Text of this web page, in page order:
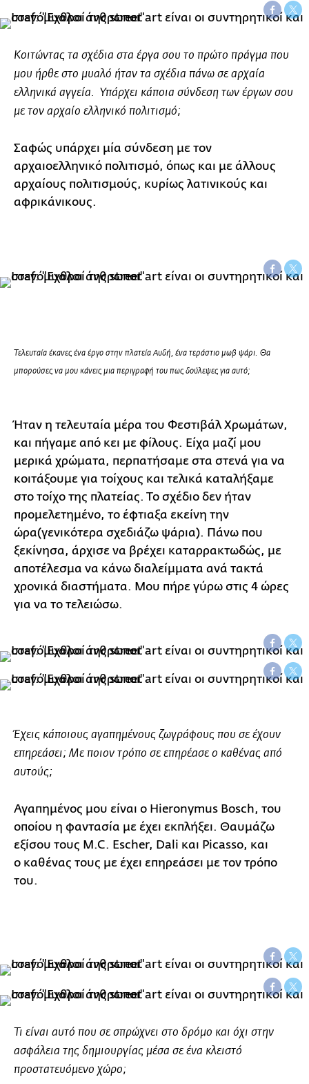
Κοιτώντας τα σχέδια στα έργα σου το πρώτο πράγμα που
μου ήρθε στο μυαλό ήταν τα σχέδια πάνω σε αρχαία
ελληνικά αγγεία. Υπάρχει κάποια σύνδεση των έργων σου
με τον αρχαίο ελληνικό πολιτισμό;
Σαφώς υπάρχει μία σύνδεση με τον
αρχαιοελληνικό πολιτισμό, όπως και με άλλους
αρχαίους πολιτισμούς, κυρίως λατινικούς και
αφρικάνικους.
Τελευταία έκανες ένα έργο στην πλατεία Αυδή, ένα τεράστιο μωβ ψάρι. Θα
μπορούσες να μου κάνεις μια περιγραφή του πως δούλεψες για αυτό;
Ήταν η τελευταία μέρα του Φεστιβάλ Χρωμάτων,
και πήγαμε από κει με φίλους. Είχα μαζί μου
μερικά χρώματα, περπατήσαμε στα στενά για να
κοιτάξουμε για τοίχους και τελικά καταλήξαμε
στο τοίχο της πλατείας. Το σχέδιο δεν ήταν
προμελετημένο, το έφτιαξα εκείνη την
ώρα(γενικότερα σχεδιάζω ψάρια). Πάνω που
ξεκίνησα, άρχισε να βρέχει καταρρακτωδώς, με
αποτέλεσμα να κάνω διαλείμματα ανά τακτά
χρονικά διαστήματα. Μου πήρε γύρω στις 4 ώρες
για να το τελειώσω.
Έχεις κάποιους αγαπημένους ζωγράφους που σε έχουν
επηρεάσει; Με ποιον τρόπο σε επηρέασε ο καθένας από
αυτούς;
Αγαπημένος μου είναι ο Hieronymus Bosch, του
οποίου η φαντασία με έχει εκπλήξει. Θαυμάζω
εξίσου τους M.C. Escher, Dali και Picasso, και
ο καθένας τους με έχει επηρεάσει με τον τρόπο
του.
Τι είναι αυτό που σε σπρώχνει στο δρόμο και όχι στην
ασφάλεια της δημιουργίας μέσα σε ένα κλειστό
προστατευόμενο χώρο;